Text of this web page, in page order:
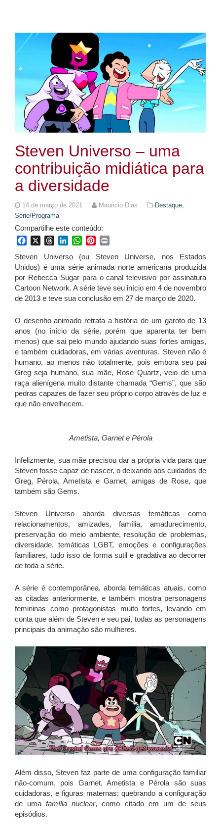
Steven Universo – uma
contribuição midiática para
a diversidade
14 de março de 2021 Mauricio Dias
Destaque,
Série/Programa
Compartilhe este conteúdo:
FacebookThreadsLinkedInWhatsApp
Pinterest
Steven Universo (ou Steven Universe, nos Estados
Unidos) é uma série animada norte americana produzida
por Rebecca Sugar para o canal televisivo por assinatura
Cartoon Network. A série teve seu início em 4 de novembro
de 2013 e teve sua conclusão em 27 de março de 2020.
O desenho animado retrata a história de um garoto de 13
anos (no início da série, porém que aparenta ter bem
menos) que sai pelo mundo ajudando suas fortes amigas,
e também cuidadoras, em várias aventuras. Steven não é
humano, ao menos não totalmente, pois embora seu pai
Greg seja humano, sua mãe, Rose Quartz, veio de uma
raça alienígena muito distante chamada “Gems”, que são
pedras capazes de fazer seu próprio corpo através de luz e
que não envelhecem.
Ametista, Garnet e Pérola
Infelizmente, sua mãe precisou dar a própria vida para que
Steven fosse capaz de nascer, o deixando aos cuidados de
Greg, Pérola, Ametista e Garnet, amigas de Rose, que
também são Gems.
Steven Universo aborda diversas temáticas como
relacionamentos, amizades, família, amadurecimento,
preservação do meio ambiente, resolução de problemas,
diversidade, temáticas LGBT, emoções e configurações
familiares, tudo isso de forma sutil e gradativa ao decorrer
de toda a série.
A série é contemporânea, aborda temáticas atuais, como
as citadas anteriormente, e também mostra personagens
femininas como protagonistas muito fortes, levando em
conta que além de Steven e seu pai, todas as personagens
principais da animação são mulheres.
Além disso, Steven faz parte de uma configuração familiar
não-comum, pois Garnet, Ametista e Pérola são suas
cuidadoras, e figuras maternas; quebrando a configuração
de umafamília nuclear, como citado em um de seus
episódios.